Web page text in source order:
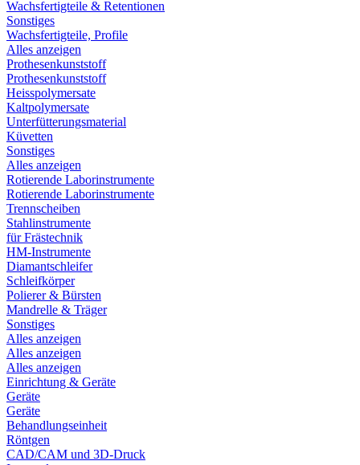
Wachsfertigteile & Retentionen
Sonstiges
Wachsfertigteile, Profile
Alles anzeigen
Prothesenkunststoff
Prothesenkunststoff
Heisspolymersate
Kaltpolymersate
Unterfütterungsmaterial
Küvetten
Sonstiges
Alles anzeigen
Rotierende Laborinstrumente
Rotierende Laborinstrumente
Trennscheiben
Stahlinstrumente
für Frästechnik
HM-Instrumente
Diamantschleifer
Schleifkörper
Polierer & Bürsten
Mandrelle & Träger
Sonstiges
Alles anzeigen
Alles anzeigen
Alles anzeigen
Einrichtung & Geräte
Geräte
Geräte
Behandlungseinheit
Röntgen
CAD/CAM und 3D-Druck